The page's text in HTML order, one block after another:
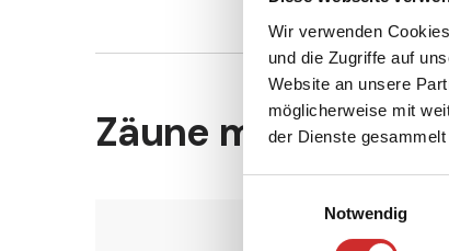
Wir verwenden
und die Zugriffe auf
Website an unsere
möglicherweise mit
der Dienste gesammelt
Notwendig
Zäune mit